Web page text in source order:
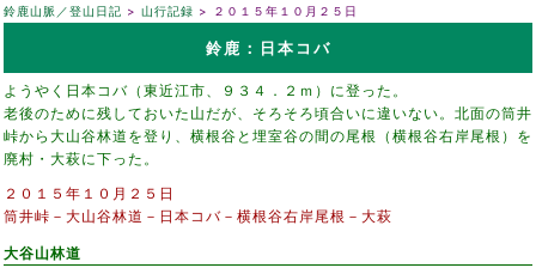
鈴鹿山脈／登山日記 山行記録 ２０１５年１０月２５日
鈴鹿：日本コバ
ようやく日本コバ（東近江市、９３４．２ｍ）に登った。
老後のために残しておいた山だが、そろそろ頃合いに違いない。北面の筒井
峠から大山谷林道を登り、横根谷と埋室谷の間の尾根（横根谷右岸尾根）を
廃村・大萩に下った。
２０１５年１０月２５日
筒井峠－大山谷林道－日本コバ－横根谷右岸尾根－大萩
大谷山林道